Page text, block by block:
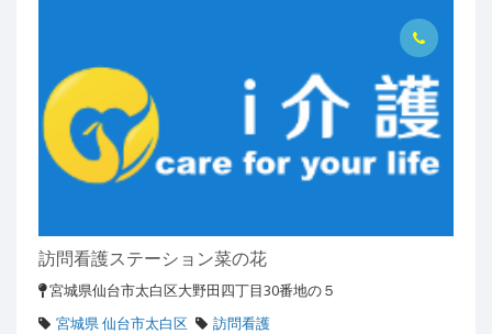
訪問看護ステーション菜の花
宮城県仙台市太白区大野田四丁目30番地の５
宮城県 仙台市太白区
訪問看護